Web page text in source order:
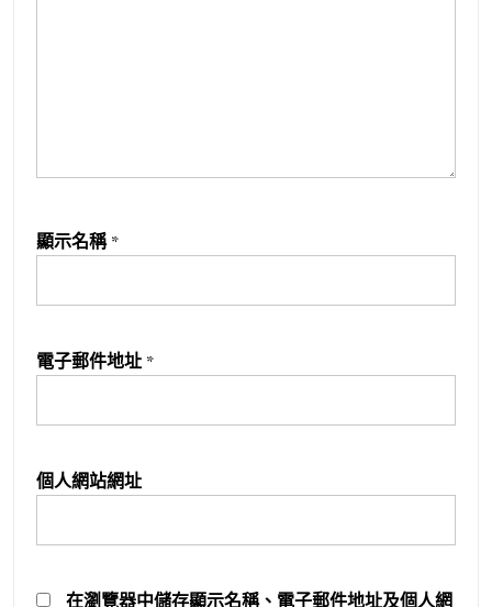
顯示名稱 *
電子郵件地址 *
個人網站網址
在瀏覽器中儲存顯示名稱、電子郵件地址及個人網